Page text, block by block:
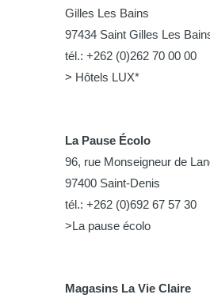
Gilles Les Bains
97434 Saint Gilles Les
tél.: +262 (0)262 70 00 00
> Hôtels LUX*
La Pause Écolo
96, rue Monseigneur de
97400 Saint-Denis
tél.: +262 (0)692 67 57 30
>La pause écolo
Magasins La Vie Claire